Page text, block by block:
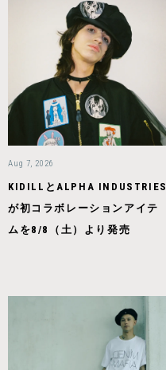
Aug 7, 2026
KIDILLとALPHA INDUSTRIES
が初コラボレーションアイテ
ムを8/8（土）より発売